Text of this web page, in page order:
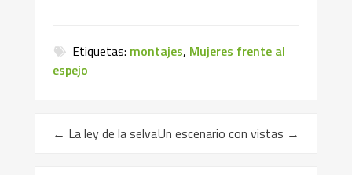
Etiquetas: montajes, Mujeres frente al
espejo
← La ley de la selvaUn escenario con vistas →